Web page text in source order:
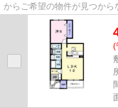
からご希望の物件が見つか
さい。お客様のご希望の物件...
(